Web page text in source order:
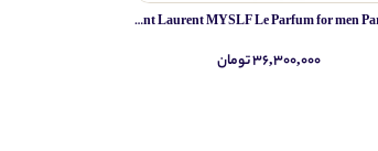
Yves Saint Laurent MYSLF Le Parfum for men Parfum
۳۶,۳۰۰,۰۰۰ تومان